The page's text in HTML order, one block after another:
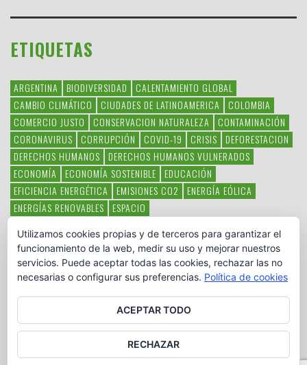
ETIQUETAS
ARGENTINA BIODIVERSIDAD
CALENTAMIENTO GLOBAL
CAMBIO CLIMÁTICO
CIUDADES DE LATINOAMERICA
COLOMBIA
COMERCIO JUSTO
CONSERVACION NATURALEZA
CONTAMINACIÓN
CORONAVIRUS
CORRUPCIÓN COVID-19 CRISIS
DEFORESTACION
DERECHOS HUMANOS
DERECHOS HUMANOS VULNERADOS
ECONOMÍA
ECONOMÍA SOSTENIBLE
EDUCACIÓN
EFICIENCIA ENERGÉTICA
EMISIONES CO2
ENERGÍA EÓLICA
ENERGÍAS RENOVABLES
ESPACIO
HAMBRE LATINOAMÉRICA MEDIO AMBIENTE
MÉXICO
OBJETIVOS DEL MILENIO
ONGS PAZ POBREZA POESÍA
POLITICA
PUEBLOS INDÍGENAS RSC RSE
SOBERANÍA ALIMENTARIA
SOLIDARIDAD SOSTENIBILIDAD TECNOLOGÍA VERTIDO PETROLEO
Utilizamos cookies propias y de terceros para garantizar el
funcionamiento de la web, medir su uso y mejorar nuestros
servicios. Puede aceptar todas las cookies, rechazar las no
necesarias o configurar sus preferencias. Política de cookies
ACEPTAR TODO
RECHAZAR